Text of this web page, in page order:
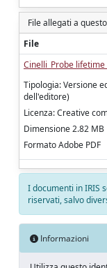
File allegati a
File
Cinelli_Probe
Tipologia: Versione
dell'editore)
Licenza: Creative
Dimensione 2.82 MB
Formato Adobe PDF
I documenti in IRIS
riservati, salvo
Informazioni